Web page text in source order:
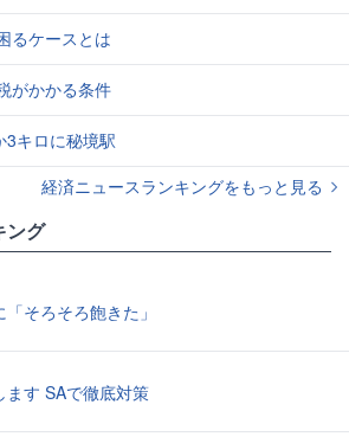
るケースとは
がかかる条件
3キロに秘境駅
経済ニュースランキングをもっと見る
ング
そろそろ飽きた」
ます SAで徹底対策